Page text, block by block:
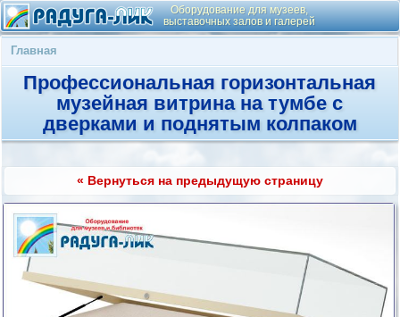
Оборудование для музеев,
выставочных залов и галерей
Главная
Профессиональная горизонтальная
музейная витрина на тумбе с
дверками и поднятым колпаком
« Вернуться на предыдущую страницу